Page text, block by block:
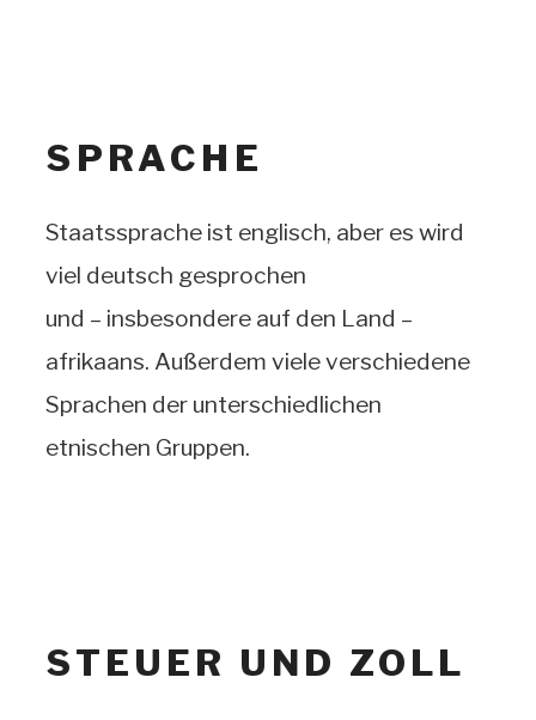
SPRACHE
Staatssprache ist englisch, aber es wird
viel deutsch gesprochen
und – insbesondere auf den Land –
afrikaans. Außerdem viele verschiedene
Sprachen der unterschiedlichen
etnischen Gruppen.
STEUER UND ZOLL